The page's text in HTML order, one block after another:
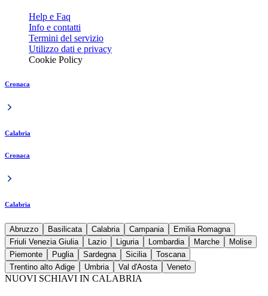
Help e Faq
Info e contatti
Termini del servizio
Utilizzo dati e privacy
Cookie Policy
Cronaca
Calabria
Cronaca
Calabria
Abruzzo Basilicata Calabria Campania
Emilia Romagna
Friuli Venezia Giulia
Lazio Liguria Lombardia Marche
Molise
Piemonte
Puglia Sardegna Sicilia
Toscana
Trentino alto Adige
Umbria Val d'Aosta Veneto
NUOVI SCHIAVI IN CALABRIA